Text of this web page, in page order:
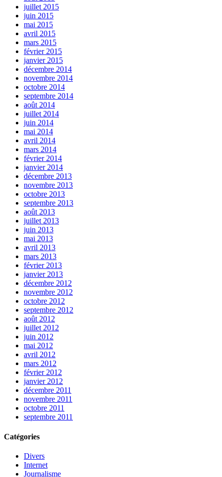
juillet 2015
juin 2015
mai 2015
avril 2015
mars 2015
février 2015
janvier 2015
décembre 2014
novembre 2014
octobre 2014
septembre 2014
août 2014
juillet 2014
juin 2014
mai 2014
avril 2014
mars 2014
février 2014
janvier 2014
décembre 2013
novembre 2013
octobre 2013
septembre 2013
août 2013
juillet 2013
juin 2013
mai 2013
avril 2013
mars 2013
février 2013
janvier 2013
décembre 2012
novembre 2012
octobre 2012
septembre 2012
août 2012
juillet 2012
juin 2012
mai 2012
avril 2012
mars 2012
février 2012
janvier 2012
décembre 2011
novembre 2011
octobre 2011
septembre 2011
Catégories
Divers
Internet
Journalisme